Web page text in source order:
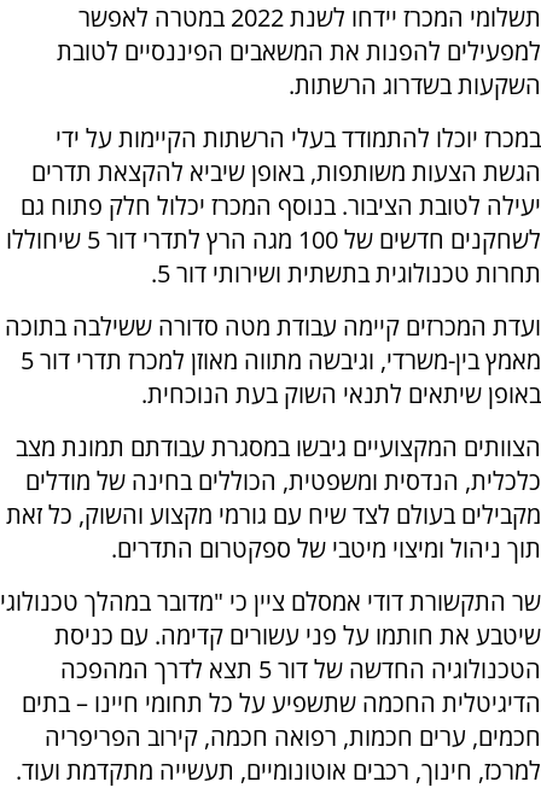
תשלומי המכרז יידחו לשנת 2022 במטרה לאפשר
למפעילים להפנות את המשאבים הפיננסיים לטובת
השקעות בשדרוג הרשתות.
במכרז יוכלו להתמודד בעלי הרשתות הקיימות על ידי
הגשת הצעות משותפות, באופן שיביא להקצאת תדרים
יעילה לטובת הציבור. בנוסף המכרז יכלול חלק פתוח גם
לשחקנים חדשים של 100 מגה הרץ לתדרי דור 5 שיחוללו
תחרות טכנולוגית בתשתית ושירותי דור 5.
ועדת המכרזים קיימה עבודת מטה סדורה ששילבה בתוכה
מאמץ בין-משרדי, וגיבשה מתווה מאוזן למכרז תדרי דור 5
באופן שיתאים לתנאי השוק בעת הנוכחית.
הצוותים המקצועיים גיבשו במסגרת עבודתם תמונת מצב
כלכלית, הנדסית ומשפטית, הכוללים בחינה של מודלים
מקבילים בעולם לצד שיח עם גורמי מקצוע והשוק, כל זאת
תוך ניהול ומיצוי מיטבי של ספקטרום התדרים.
שר התקשורת דודי אמסלם ציין כי "מדובר במהלך טכנולוגי
שיטבע את חותמו על פני עשורים קדימה. עם כניסת
הטכנולוגיה החדשה של דור 5 תצא לדרך המהפכה
הדיגיטלית החכמה שתשפיע על כל תחומי חיינו – בתים
חכמים, ערים חכמות, רפואה חכמה, קירוב הפריפריה
למרכז, חינוך, רכבים אוטונומיים, תעשייה מתקדמת ועוד.